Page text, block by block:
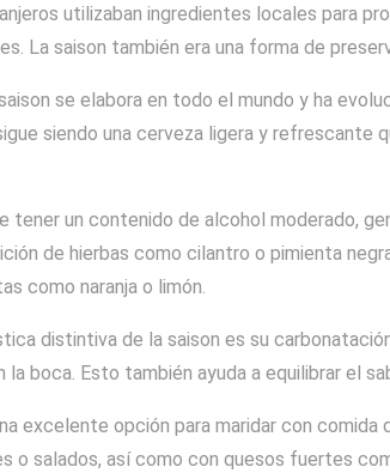
utilizaban ingredientes locales para
La saison también era una forma de
se elabora en todo el mundo y ha
siendo una cerveza ligera y
tener un contenido de alcohol moderado,
de hierbas como cilantro o pimienta
como naranja o limón.
distintiva de la saison es su
la boca. Esto también ayuda a equilibrar el
excelente opción para maridar con
o salados, así como con quesos fuertes